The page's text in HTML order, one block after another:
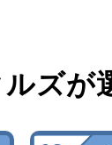
ズが